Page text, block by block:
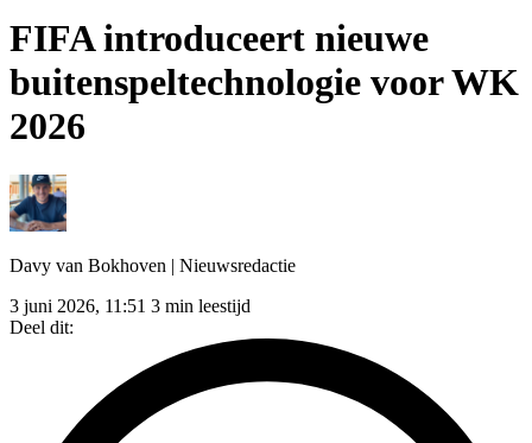
FIFA introduceert nieuwe
buitenspeltechnologie voor WK
2026
Davy van Bokhoven | Nieuwsredactie
3 juni 2026, 11:51 3 min leestijd
Deel dit: